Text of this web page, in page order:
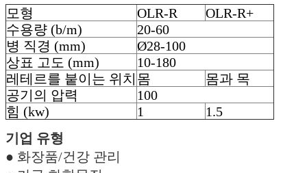
모형
OLR-R
OLR-R+
수용량 (b/m)
20-60
병 직경 (mm)
Ø28-100
상표 고도 (mm)
10-180
레테르를 붙이는 위치 몸
몸과 목
공기의 압력
100
힘 (kw)
1
1.5
기업 유형
● 화장품/건강 관리